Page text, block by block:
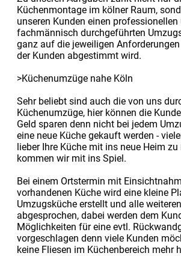
Küchenmontage im kölner Raum,
unseren Kunden einen professionellen
fachmännisch durchgeführten
ganz auf die jeweiligen
der Kunden abgestimmt wird.
>Küchenumzüge nahe Köln
Sehr beliebt sind auch die von uns
Küchenumzüge, hier können die
Geld sparen denn nicht bei jedem
eine neue Küche gekauft werden -
lieber Ihre Küche mit ins neue Heim
kommen wir mit ins Spiel.
Bei einem Ortstermin mit
vorhandenen Küche wird eine kleine
Umzugsküche erstellt und alle
abgesprochen, dabei werden dem
Möglichkeiten für eine evtl.
vorgeschlagen denn viele Kunden
keine Fliesen im Küchenbereich mehr